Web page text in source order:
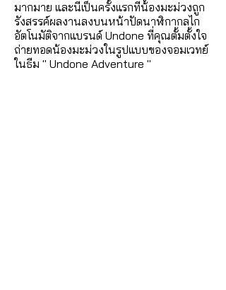
มากมาย และนี่เป็นครั้งแรกที่น้องมะม่วงถูก
รังสรรค์ผลงานลงบนหน้าปัดนาฬิกากลไก
อัตโนมัติจากแบรนด์ Undone ที่คุณตั้มตั้งใจ
ถ่ายทอดน้องมะม่วงในรูปแบบของจอมเวทย์
ในธีม " Undone Adventure "